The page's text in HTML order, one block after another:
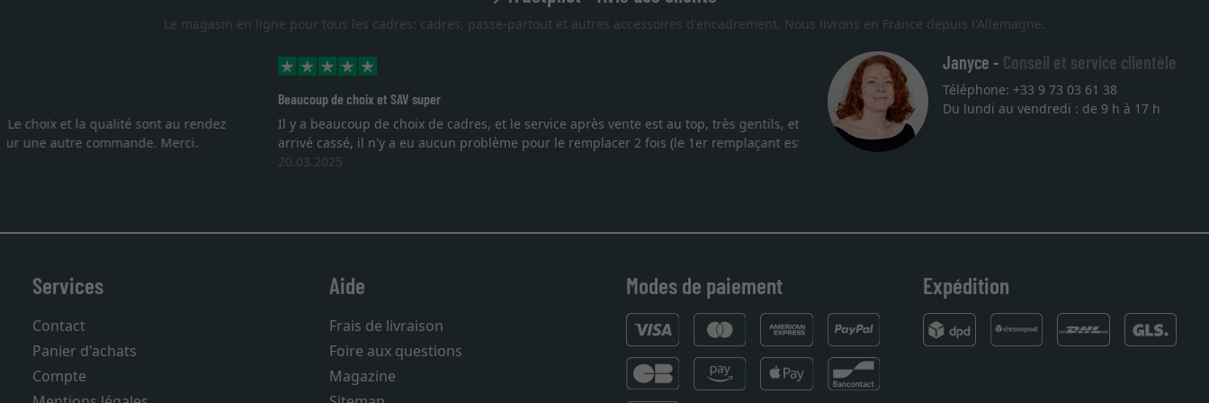
Le magasin en ligne pour tous les cadres: cadres, passe-partout et autres accessoires d'encadrement. Nous livrons en France depuis l'Allemagne.
Il y a beaucoup de choix de cadres, et le service après vente est au top, très gentils, et très réactif car un des cadres est
arrivé cassé, il n'y a eu aucun problème pour le remplacer 2 fois (le 1er remplaçant est arrivé cassé aussi), très rapidement.
Janyce - Conseil et service clientèle
Téléphone: +33 9 73 03 61 38
Du lundi au vendredi : de 9 h à 17 h
Services
Contact
Panier d'achats
Compte
Aide
Frais de livraison
Foire aux questions
Magazine
Modes de paiement Expédition